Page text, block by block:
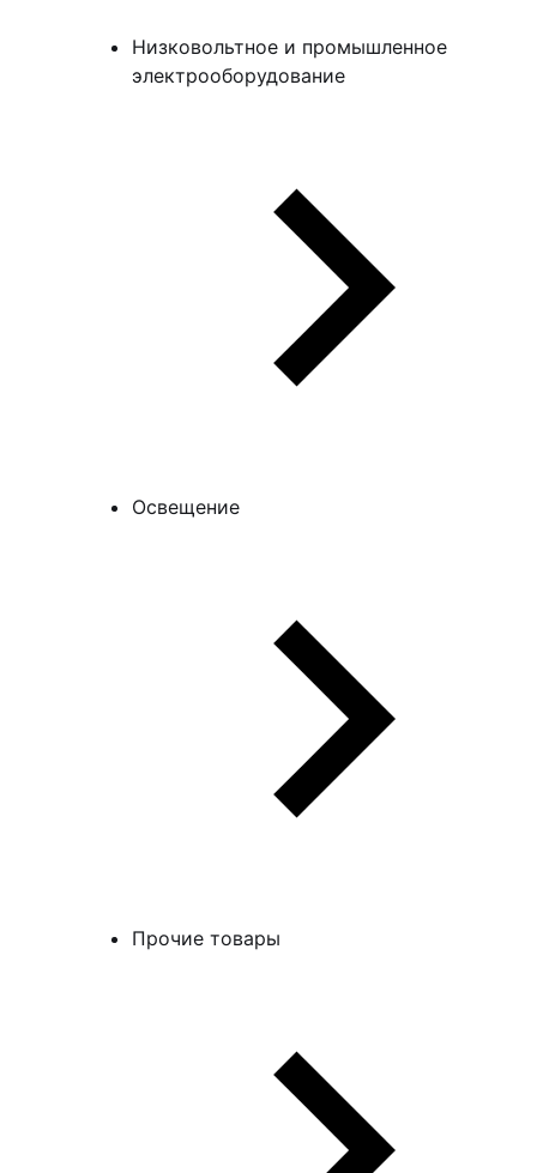
Низковольтное и промышленное
электрооборудование
Освещение
Прочие товары